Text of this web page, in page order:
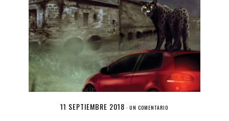
11 SEPTIEMBRE 2018 ·UN COMENTARIO